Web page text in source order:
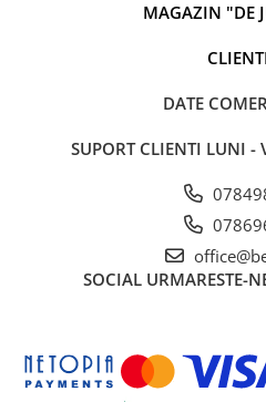
MAGAZIN "DE
DATE
SUPORT CLIENTI LUNI -
SOCIAL URMARESTE-